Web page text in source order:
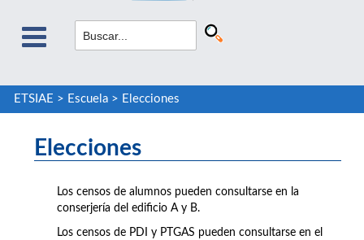
ETSIAE > Escuela> Elecciones
Elecciones
Los censos de alumnos pueden consultarse en la
conserjería del edificio A y B.
Los censos de PDI y PTGAS pueden consultarse en el